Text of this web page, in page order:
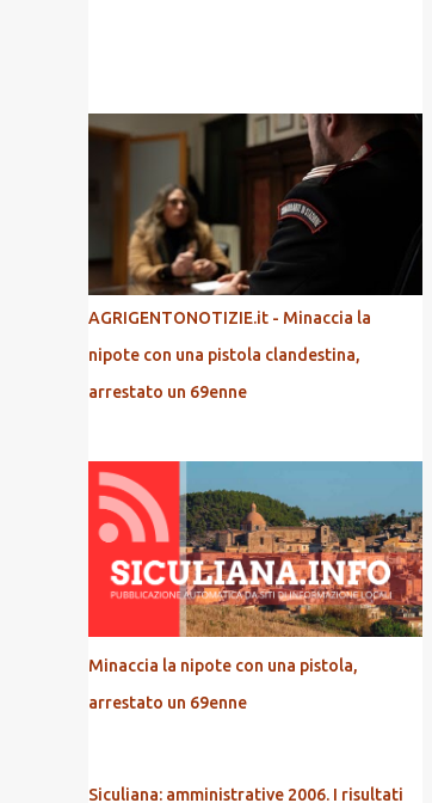
AGRIGENTONOTIZIE.it - Minaccia la
nipote con una pistola clandestina,
arrestato un 69enne
Minaccia la nipote con una pistola,
arrestato un 69enne
Siculiana: amministrative 2006. I risultati